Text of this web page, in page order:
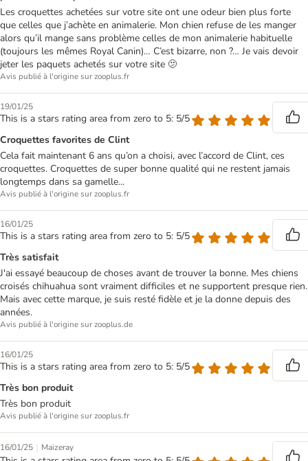
Les croquettes achetées sur votre site ont une odeur bien plus forte
que celles que j’achète en animalerie. Mon chien refuse de les manger
alors qu’il mange sans problème celles de mon animalerie habituelle
(toujours les mêmes Royal Canin)… C’est bizarre, non ?… Je vais devoir
jeter les paquets achetés sur votre site 🫤
Avis publié à l'origine sur zooplus.fr
19/01/25
This is a stars rating area from zero to 5: 5/5
Croquettes favorites de Clint
Cela fait maintenant 6 ans qu’on a choisi, avec l’accord de Clint, ces
croquettes. Croquettes de super bonne qualité qui ne restent jamais
longtemps dans sa gamelle...
Avis publié à l'origine sur zooplus.fr
16/01/25
This is a stars rating area from zero to 5: 5/5
Très satisfait
J'ai essayé beaucoup de choses avant de trouver la bonne. Mes chiens
croisés chihuahua sont vraiment difficiles et ne supportent presque rien.
Mais avec cette marque, je suis resté fidèle et je la donne depuis des
années.
Avis publié à l'origine sur zooplus.de
16/01/25
This is a stars rating area from zero to 5: 5/5
Très bon produit
Très bon produit
Avis publié à l'origine sur zooplus.fr
16/01/25 | Maizeray